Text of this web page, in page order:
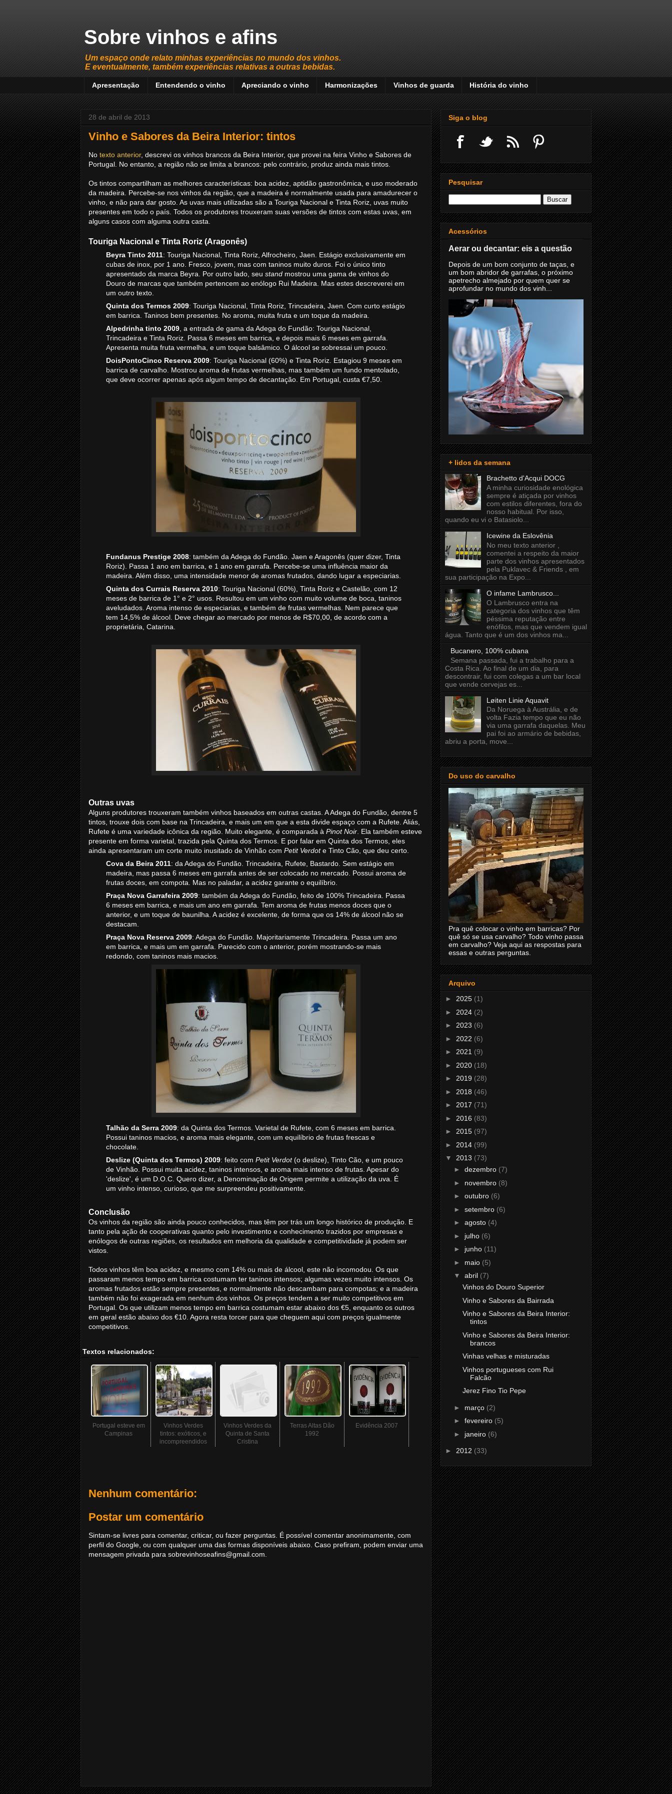
Sobre vinhos e afins
Um espaço onde relato minhas experiências no mundo dos vinhos.
E eventualmente, também experiências relativas a outras bebidas.
Apresentação Entendendo o vinho Apreciando o vinho Harmonizações Vinhos de guarda História do vinho
28 de abril de 2013
Vinho e Sabores da Beira Interior: tintos
No texto anterior, descrevi os vinhos brancos da Beira Interior, que provei na feira Vinho e Sabores de
Portugal. No entanto, a região não se limita a brancos: pelo contrário, produz ainda mais tintos.
Os tintos compartilham as melhores características: boa acidez, aptidão gastronômica, e uso moderado
da madeira. Percebe-se nos vinhos da região, que a madeira é normalmente usada para amadurecer o
vinho, e não para dar gosto. As uvas mais utilizadas são a Touriga Nacional e Tinta Roriz, uvas muito
presentes em todo o país. Todos os produtores trouxeram suas versões de tintos com estas uvas, em
alguns casos com alguma outra casta.
Touriga Nacional e Tinta Roriz (Aragonês)
Beyra Tinto 2011: Touriga Nacional, Tinta Roriz, Alfrocheiro, Jaen. Estágio exclusivamente em
cubas de inox, por 1 ano. Fresco, jovem, mas com taninos muito duros. Foi o único tinto
apresentado da marca Beyra. Por outro lado, seu stand mostrou uma gama de vinhos do
Douro de marcas que também pertencem ao enólogo Rui Madeira. Mas estes descreverei em
um outro texto.
Quinta dos Termos 2009: Touriga Nacional, Tinta Roriz, Trincadeira, Jaen. Com curto estágio
em barrica. Taninos bem presentes. No aroma, muita fruta e um toque da madeira.
Alpedrinha tinto 2009 , a entrada de gama da Adega do Fundão: Touriga Nacional,
Trincadeira e Tinta Roriz. Passa 6 meses em barrica, e depois mais 6 meses em garrafa.
Apresenta muita fruta vermelha, e um toque balsâmico. O álcool se sobressai um pouco.
DoisPontoCinco Reserva 2009: Touriga Nacional (60%) e Tinta Roriz. Estagiou 9 meses em
barrica de carvalho. Mostrou aroma de frutas vermelhas, mas também um fundo mentolado,
que deve ocorrer apenas após algum tempo de decantação. Em Portugal, custa €7,50.
Fundanus Prestige 2008: também da Adega do Fundão. Jaen e Aragonês (quer dizer, Tinta
Roriz). Passa 1 ano em barrica, e 1 ano em garrafa. Percebe-se uma influência maior da
madeira. Além disso, uma intensidade menor de aromas frutados, dando lugar a especiarias.
Quinta dos Currais Reserva 2010: Touriga Nacional (60%), Tinta Roriz e Castelão, com 12
meses de barrica de 1° e 2° usos. Resultou em um vinho com muito volume de boca, taninos
aveludados. Aroma intenso de especiarias, e também de frutas vermelhas. Nem parece que
tem 14,5% de álcool. Deve chegar ao mercado por menos de R$70,00, de acordo com a
proprietária, Catarina.
Outras uvas
Alguns produtores trouxeram também vinhos baseados em outras castas. A Adega do Fundão, dentre 5
tintos, trouxe dois com base na Trincadeira, e mais um em que a esta divide espaço com a Rufete. Aliás,
Rufete é uma variedade icônica da região. Muito elegante, é comparada à Pinot Noir . Ela também esteve
presente em forma varietal, trazida pela Quinta dos Termos. E por falar em Quinta dos Termos, eles
ainda apresentaram um corte muito inusitado de Vinhão com Petit Verdote Tinto Cão, que deu certo.
Cova da Beira 2011: da Adega do Fundão. Trincadeira, Rufete, Bastardo. Sem estágio em
madeira, mas passa 6 meses em garrafa antes de ser colocado no mercado. Possui aroma de
frutas doces, em compota. Mas no paladar, a acidez garante o equilíbrio.
Praça Nova Garrafeira 2009: também da Adega do Fundão, feito de 100% Trincadeira. Passa
6 meses em barrica, e mais um ano em garrafa. Tem aroma de frutas menos doces que o
anterior, e um toque de baunilha. A acidez é excelente, de forma que os 14% de álcool não se
destacam.
Praça Nova Reserva 2009: Adega do Fundão. Majoritariamente Trincadeira. Passa um ano
em barrica, e mais um em garrafa. Parecido com o anterior, porém mostrando-se mais
redondo, com taninos mais macios.
Talhão da Serra 2009: da Quinta dos Termos. Varietal de Rufete, com 6 meses em barrica.
Possui taninos macios, e aroma mais elegante, com um equilíbrio de frutas frescas e
chocolate.
Deslize (Quinta dos Termos) 2009: feito com Petit Verdot(o deslize), Tinto Cão, e um pouco
de Vinhão. Possui muita acidez, taninos intensos, e aroma mais intenso de frutas. Apesar do
'deslize', é um D.O.C. Quero dizer, a Denominação de Origem permite a utilização da uva. É
um vinho intenso, curioso, que me surpreendeu positivamente.
Conclusão
Os vinhos da região são ainda pouco conhecidos, mas têm por trás um longo histórico de produção. E
tanto pela ação de cooperativas quanto pelo investimento e conhecimento trazidos por empresas e
enólogos de outras regiões, os resultados em melhoria da qualidade e competitividade já podem ser
vistos.
Todos vinhos têm boa acidez, e mesmo com 14% ou mais de álcool, este não incomodou. Os que
passaram menos tempo em barrica costumam ter taninos intensos; algumas vezes muito intensos. Os
aromas frutados estão sempre presentes, e normalmente não descambam para compotas; e a madeira
também não foi exagerada em nenhum dos vinhos. Os preços tendem a ser muito competitivos em
Portugal. Os que utilizam menos tempo em barrica costumam estar abaixo dos €5, enquanto os outros
em geral estão abaixo dos €10. Agora resta torcer para que cheguem aqui com preços igualmente
competitivos.
Textos relacionados:
Portugal esteve em
Campinas
Vinhos Verdes
tintos: exóticos, e
incompreendidos
Vinhos Verdes da
Quinta de Santa
Cristina
Terras Altas Dão
1992
Evidência 2007
Nenhum comentário:
Postar um comentário
Sintam-se livres para comentar, criticar, ou fazer perguntas. É possível comentar anonimamente, com
perfil do Google, ou com qualquer uma das formas disponíveis abaixo. Caso prefiram, podem enviar uma
mensagem privada para sobrevinhoseafins@gmail.com.
Siga o blog
Pesquisar
Acessórios
Aerar ou decantar: eis a questão
Depois de um bom conjunto de taças, e
um bom abridor de garrafas, o próximo
apetrecho almejado por quem quer se
aprofundar no mundo dos vinh...
+ lidos da semana
Brachetto d'Acqui DOCG
A minha curiosidade enológica
sempre é atiçada por vinhos
com estilos diferentes, fora do
nosso habitual. Por isso,
quando eu vi o Batasiolo...
Icewine da Eslovênia
No meu texto anterior ,
comentei a respeito da maior
parte dos vinhos apresentados
pela Puklavec & Friends , em
sua participação na Expo...
O infame Lambrusco...
O Lambrusco entra na
categoria dos vinhos que têm
péssima reputação entre
enófilos, mas que vendem igual
água. Tanto que é um dos vinhos ma...
Bucanero, 100% cubana
Semana passada, fui a trabalho para a
Costa Rica. Ao final de um dia, para
descontrair, fui com colegas a um bar local
que vende cervejas es...
Løiten Linie Aquavit
Da Noruega à Austrália, e de
volta Fazia tempo que eu não
via uma garrafa daquelas. Meu
pai foi ao armário de bebidas,
abriu a porta, move...
Do uso do carvalho
Pra quê colocar o vinho em barricas? Por
quê só se usa carvalho? Todo vinho passa
em carvalho? Veja aqui as respostas para
essas e outras perguntas.
Arquivo
► 2025 (1)
► 2024 (2)
► 2023 (6)
► 2022 (6)
► 2021 (9)
► 2020 (18)
► 2019 (28)
► 2018 (46)
► 2017 (71)
► 2016 (83)
► 2015 (97)
► 2014 (99)
▼ 2013 (73)
► dezembro (7)
► novembro (8)
► outubro (6)
► setembro (6)
► agosto (4)
► julho (6)
► junho (11)
► maio (5)
▼ abril (7)
Vinhos do Douro Superior
Vinho e Sabores da Bairrada
Vinho e Sabores da Beira Interior:
tintos
Vinho e Sabores da Beira Interior:
brancos
Vinhas velhas e misturadas
Vinhos portugueses com Rui
Falcão
Jerez Fino Tio Pepe
► março (2)
► fevereiro (5)
► janeiro (6)
► 2012 (33)